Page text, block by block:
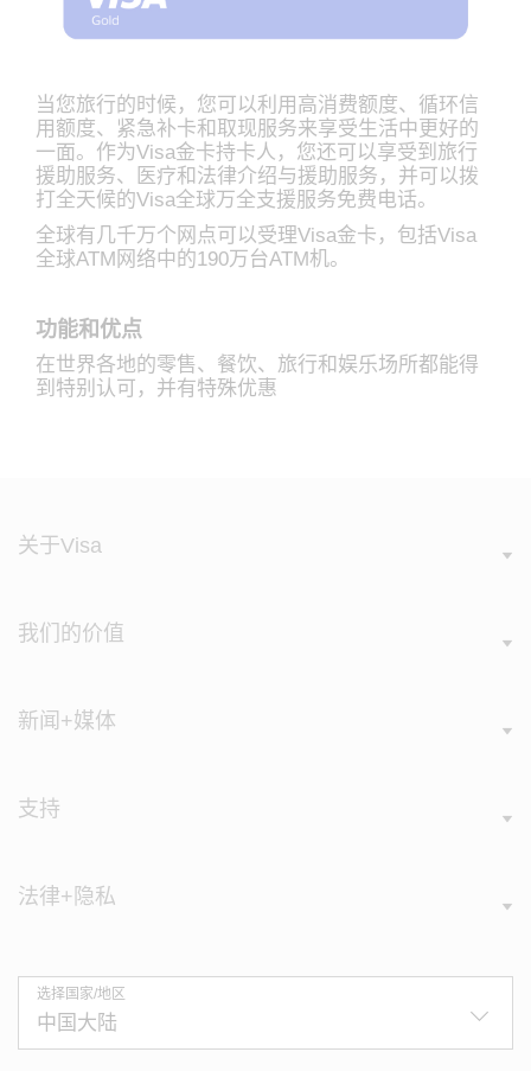
当您旅行的时候，您可以利用高消费额度、循环信
用额度、紧急补卡和取现服务来享受生活中更好的
一面。作为Visa金卡持卡人，您还可以享受到旅行
援助服务、医疗和法律介绍与援助服务，并可以拨
打全天候的Visa全球万全支援服务免费电话。
全球有几千万个网点可以受理Visa金卡，包括Visa
全球ATM网络中的190万台ATM机。
功能和优点
在世界各地的零售、餐饮、旅行和娱乐场所都能得
到特别认可，并有特殊优惠
关于Visa
我们的价值
新闻+媒体
支持
法律+隐私
选择国家/地区